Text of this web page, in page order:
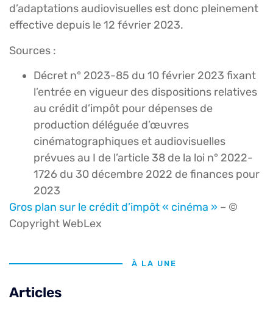
d’adaptations audiovisuelles est donc pleinement
effective depuis le 12 février 2023.
Sources :
Décret n° 2023-85 du 10 février 2023 fixant
l’entrée en vigueur des dispositions relatives
au crédit d’impôt pour dépenses de
production déléguée d’œuvres
cinématographiques et audiovisuelles
prévues au I de l’article 38 de la loi n° 2022-
1726 du 30 décembre 2022 de finances pour
2023
Gros plan sur le crédit d’impôt « cinéma » – ©
Copyright WebLex
À LA UNE
Articles